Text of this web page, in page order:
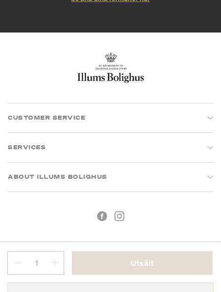
Utsålt
CUSTOMER SERVICE
SERVICES
ABOUT ILLUMS BOLIGHUS